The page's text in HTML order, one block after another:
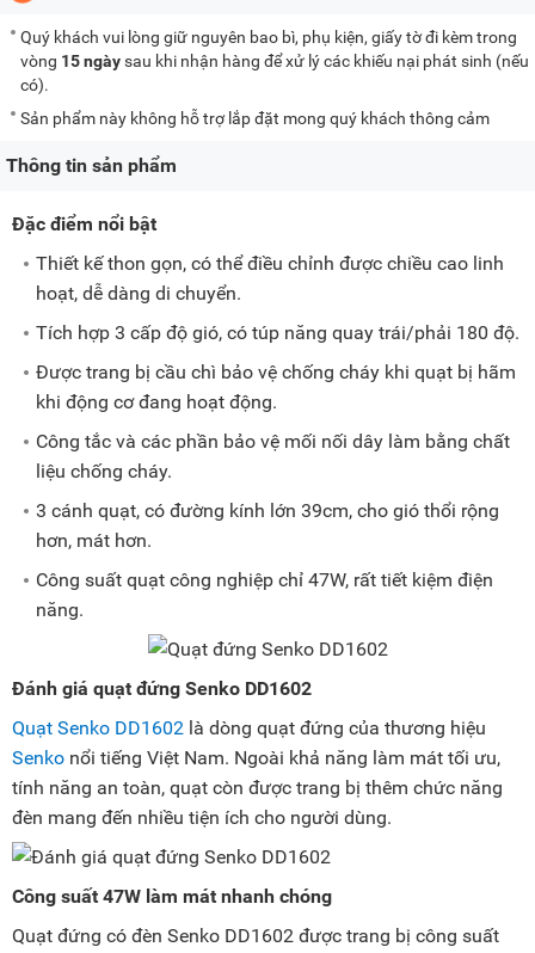
Quý khách vui lòng giữ nguyên bao bì, phụ kiện, giấy tờ đi kèm trong
vòng 15 ngàysau khi nhận hàng để xử lý các khiếu nại phát sinh (nếu
có).
Sản phẩm này không hỗ trợ lắp đặt mong quý khách thông cảm
Thông tin sản phẩm
Đặc điểm nổi bật
Thiết kế thon gọn, có thể điều chỉnh được chiều cao linh
hoạt, dễ dàng di chuyển.
Tích hợp 3 cấp độ gió, có túp năng quay trái/phải 180 độ.
Được trang bị cầu chì bảo vệ chống cháy khi quạt bị hãm
khi động cơ đang hoạt động.
Công tắc và các phần bảo vệ mối nối dây làm bằng chất
liệu chống cháy.
3 cánh quạt, có đường kính lớn 39cm, cho gió thổi rộng
hơn, mát hơn.
Công suất quạt công nghiệp chỉ 47W, rất tiết kiệm điện
năng.
Đánh giá quạt đứng Senko DD1602
Quạt Senko DD1602 là dòng quạt đứng của thương hiệu
Senko nổi tiếng Việt Nam. Ngoài khả năng làm mát tối ưu,
tính năng an toàn, quạt còn được trang bị thêm chức năng
đèn mang đến nhiều tiện ích cho người dùng.
Công suất 47W làm mát nhanh chóng
Quạt đứng có đèn Senko DD1602 được trang bị công suất